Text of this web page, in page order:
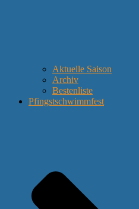
Aktuelle Saison
Archiv
Bestenliste
Pfingstschwimmfest